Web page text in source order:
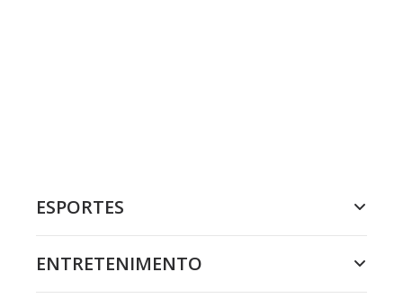
ESPORTES
ENTRETENIMENTO